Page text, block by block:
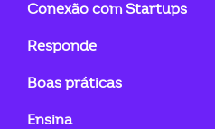
Conexão com Startups
Responde
Boas práticas
Ensina